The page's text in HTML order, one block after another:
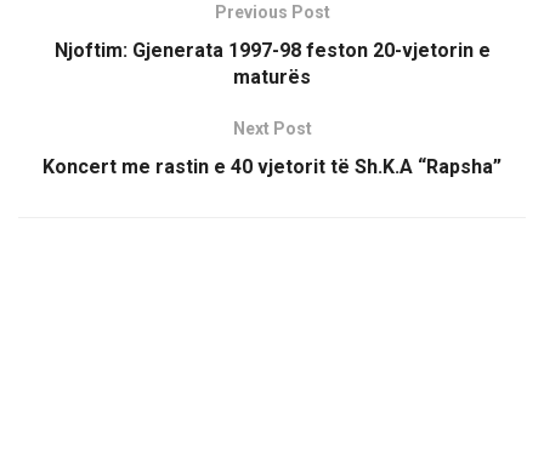
Previous Post
Njoftim: Gjenerata 1997-98 feston 20-vjetorin e
maturës
Next Post
Koncert me rastin e 40 vjetorit të Sh.K.A “Rapsha”